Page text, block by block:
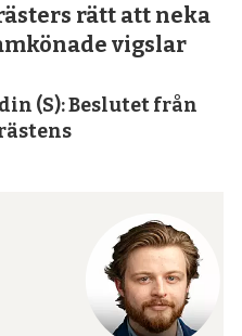
rätt att neka
vigslar
(S): Beslutet från